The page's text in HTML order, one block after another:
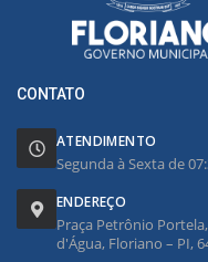
CONTATO
ATENDIMENTO
Segunda à Sexta de
ENDEREÇO
Praça Petrônio
d'Água, Floriano – PI,